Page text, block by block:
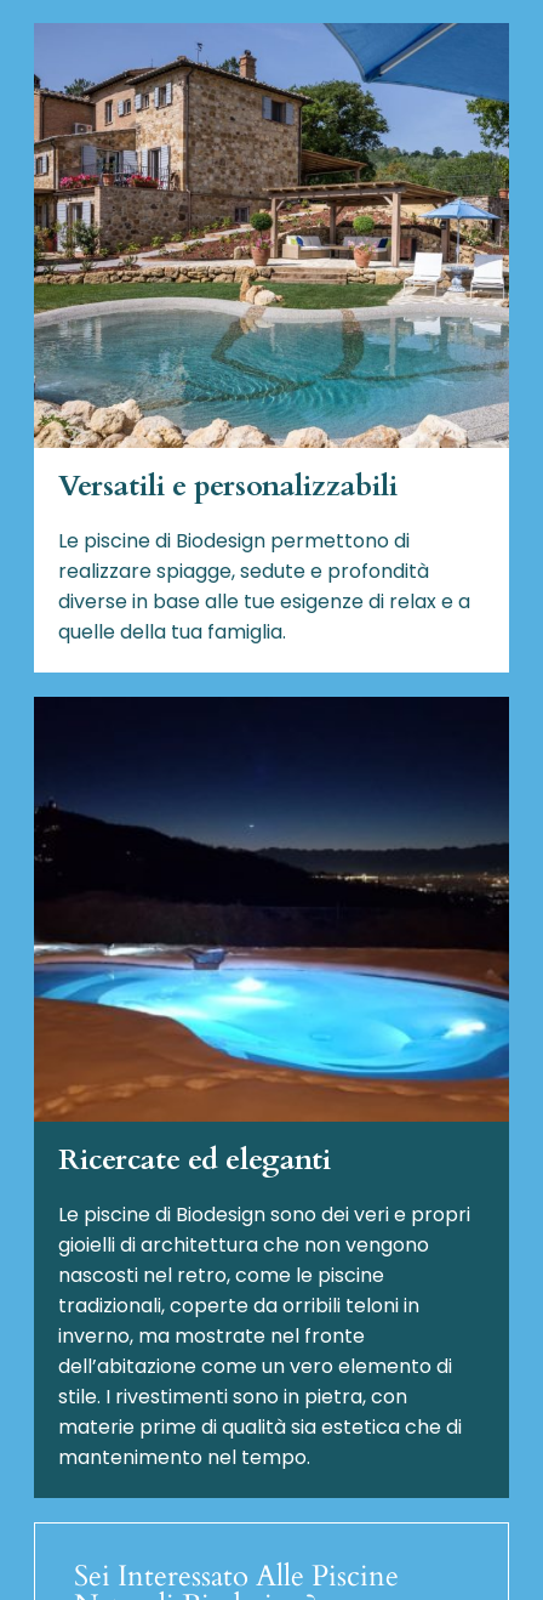
Versatili e personalizzabili
Le piscine di Biodesign permettono di
realizzare spiagge, sedute e profondità
diverse in base alle tue esigenze di relax e a
quelle della tua famiglia.
Ricercate ed eleganti
Le piscine di Biodesign sono dei veri e propri
gioielli di architettura che non vengono
nascosti nel retro, come le piscine
tradizionali, coperte da orribili teloni in
inverno, ma mostrate nel fronte
dell’abitazione come un vero elemento di
stile. I rivestimenti sono in pietra, con
materie prime di qualità sia estetica che di
mantenimento nel tempo.
Sei Interessato Alle Piscine